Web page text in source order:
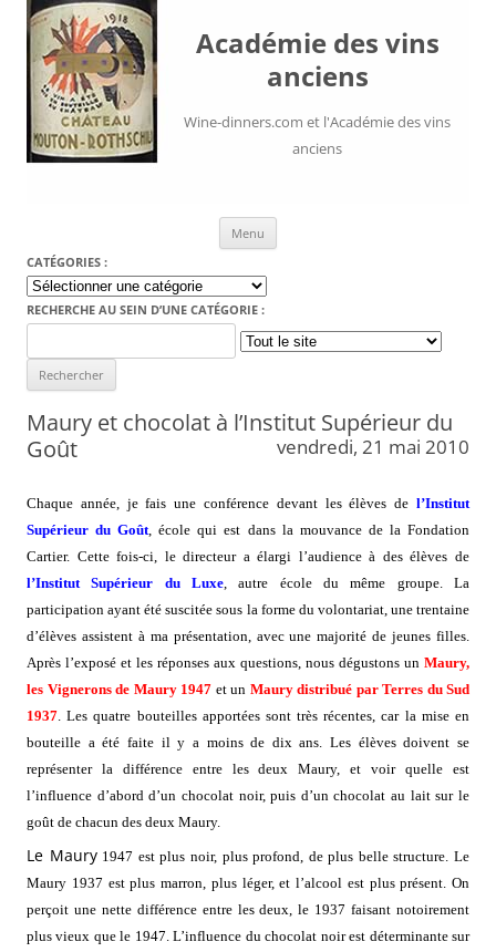
Académie des vins
anciens
Wine-dinners.com et l'Académie des vins
anciens
Menu
CATÉGORIES :
Catégories
:
RECHERCHE AU SEIN D’UNE CATÉGORIE :
for:
Maury et chocolat à l’Institut Supérieur du
Goût
vendredi, 21 mai 2010
Chaque année, je fais une conférence devant les élèves de l’Institut
Supérieur du Goût , école qui est dans la mouvance de la Fondation
Cartier. Cette fois-ci, le directeur a élargi l’audience à des élèves de
l’Institut Supérieur du Luxe , autre école du même groupe. La
participation ayant été suscitée sous la forme du volontariat, une trentaine
d’élèves assistent à ma présentation, avec une majorité de jeunes filles.
Après l’exposé et les réponses aux questions, nous dégustons un Maury,
les Vignerons de Maury 1947 et un Maury distribué par Terres du Sud
1937 . Les quatre bouteilles apportées sont très récentes, car la mise en
bouteille a été faite il y a moins de dix ans. Les élèves doivent se
représenter la différence entre les deux Maury, et voir quelle est
l’influence d’abord d’un chocolat noir, puis d’un chocolat au lait sur le
goût de chacun des deux Maury.
Le Maury1947 est plus noir, plus profond, de plus belle structure. Le
Maury 1937 est plus marron, plus léger, et l’alcool est plus présent. On
perçoit une nette différence entre les deux, le 1937 faisant notoirement
plus vieux que le 1947. L’influence du chocolat noir est déterminante sur